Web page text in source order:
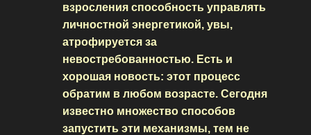
взросления способность управлять
личностной энергетикой, увы,
атрофируется за
невостребованностью. Есть и
хорошая новость: этот процесс
обратим в любом возрасте. Сегодня
известно множество способов
запустить эти механизмы, тем не